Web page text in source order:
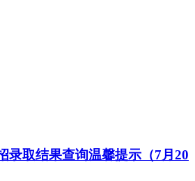
录取结果查询温馨提示（7月20